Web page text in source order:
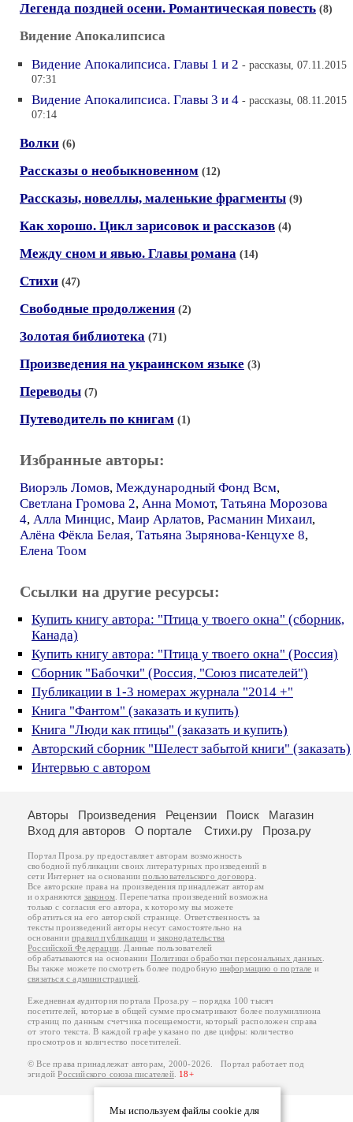
Легенда поздней осени. Романтическая повесть (8)
Видение Апокалипсиса
Видение Апокалипсиса. Главы 1 и 2 - рассказы, 07.11.2015
07:31
Видение Апокалипсиса. Главы 3 и 4 - рассказы, 08.11.2015
07:14
Волки (6)
Рассказы о необыкновенном (12)
Рассказы, новеллы, маленькие фрагменты (9)
Как хорошо. Цикл зарисовок и рассказов (4)
Между сном и явью. Главы романа (14)
Стихи (47)
Свободные продолжения (2)
Золотая библиотека (71)
Произведения на украинском языке (3)
Переводы (7)
Путеводитель по книгам (1)
Избранные авторы:
Виорэль Ломов, Международный Фонд Всм,
Светлана Громова 2, Анна Момот, Татьяна Морозова
4, Алла Минцис, Маир Арлатов, Расманин Михаил,
Алёна Фёкла Белая, Татьяна Зырянова-Кенцухе 8,
Елена Тоом
Ссылки на другие ресурсы:
Купить книгу автора: "Птица у твоего окна" (сборник,
Канада)
Купить книгу автора: "Птица у твоего окна" (Россия)
Сборник "Бабочки" (Россия, "Союз писателей")
Публикации в 1-3 номерах журнала "2014 +"
Книга "Фантом" (заказать и купить)
Книга "Люди как птицы" (заказать и купить)
Авторский сборник "Шелест забытой книги" (заказать)
Интервью с автором
Мы используем файлы cookie для
Авторы Произведения Рецензии Поиск
Магазин
Вход для авторов
О портале Стихи.ру Проза.ру
Портал Проза.ру предоставляет авторам возможность
свободной публикации своих литературных произведений в
сети Интернет на основаниипользовательского договора
Все авторские права на произведения принадлежат авторам
и охраняются законом . Перепечатка произведений возможна
только с согласия его автора, к которому вы можете
обратиться на его авторской странице. Ответственность за
тексты произведений авторы несут самостоятельно на
основанииправил публикации изаконодательства
Российской Федерации . Данные пользователей
обрабатываются на основании Политики обработки персональных данных
Вы также можете посмотреть более подробную информацию о портале и
связаться с администрацией
Ежедневная аудитория портала Проза.ру – порядка 100 тысяч
посетителей, которые в общей сумме просматривают более полумиллиона
страниц по данным счетчика посещаемости, который расположен справа
от этого текста. В каждой графе указано по две цифры: количество
просмотров и количество посетителей.
© Все права принадлежат авторам, 2000-2026. Портал работает под
эгидойРоссийского союза писателей. 18+